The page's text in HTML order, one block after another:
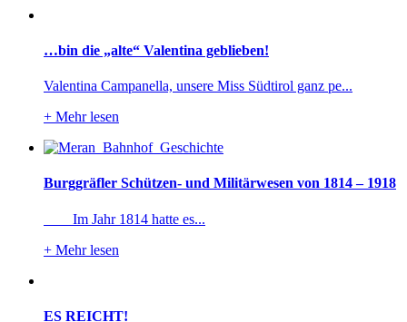
…bin die „alte“ Valentina geblieben!
Valentina Campanella, unsere Miss Südtirol ganz pe...
+ Mehr lesen
Burggräfler Schützen- und Militärwesen von 1814 – 1918
Im Jahr 1814 hatte es...
+ Mehr lesen
ES REICHT!